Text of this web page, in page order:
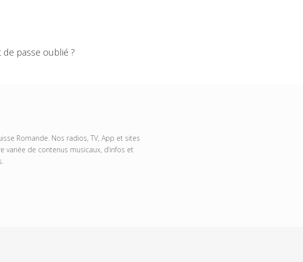
de passe oublié ?
Romande. Nos radios, TV, App et sites
de contenus musicaux, d’infos et